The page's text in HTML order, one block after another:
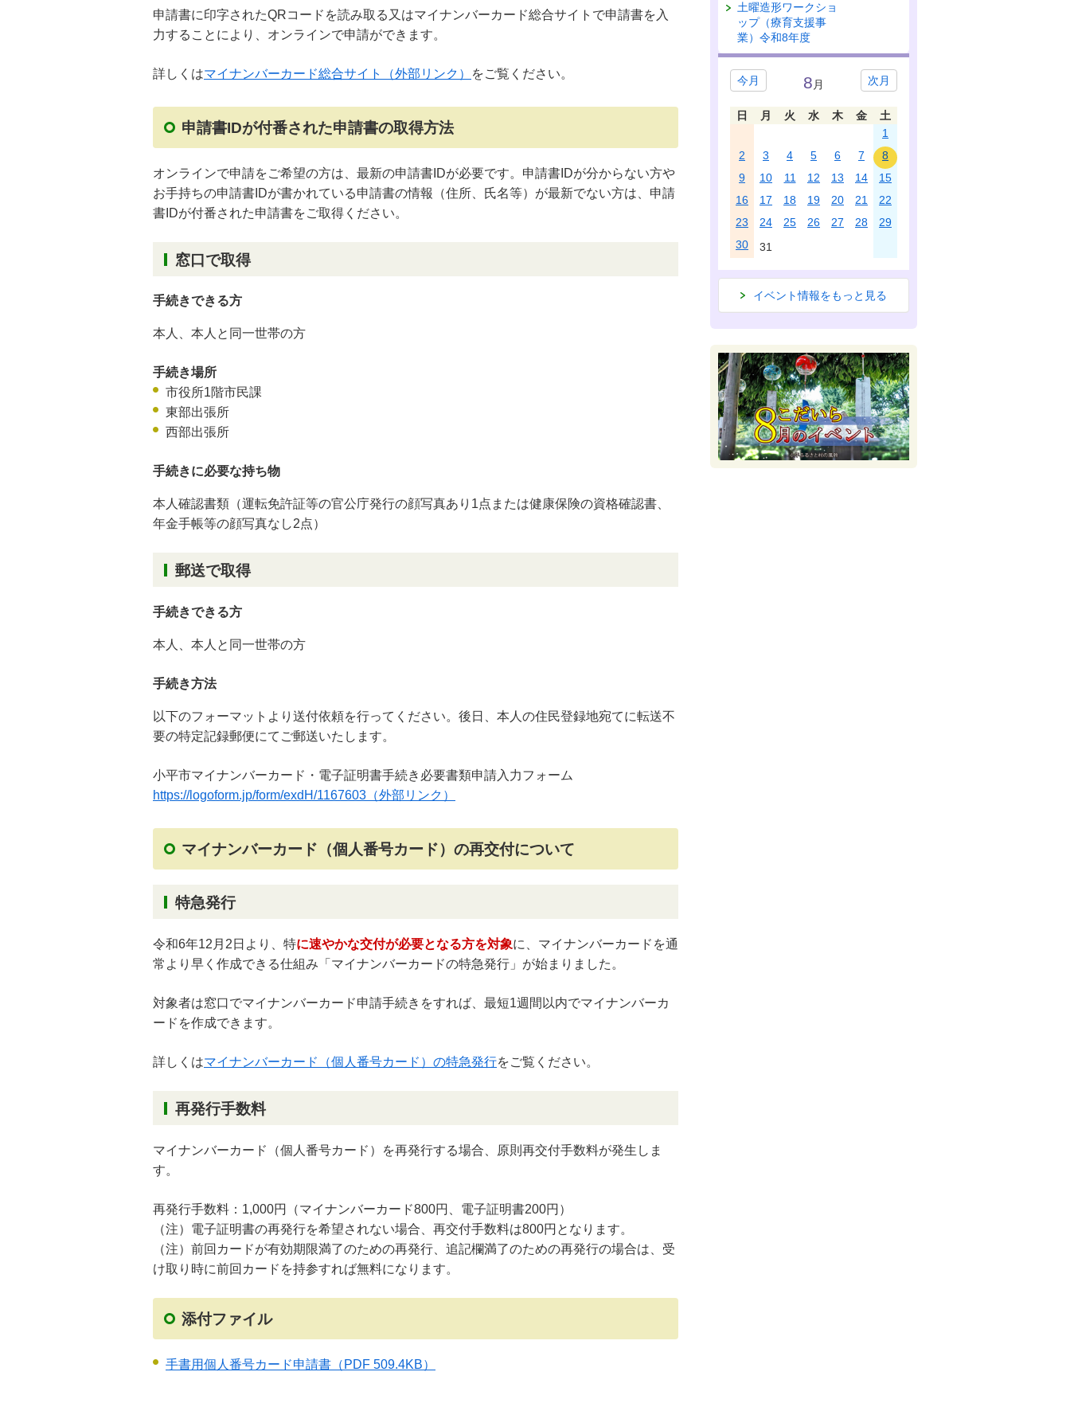
申請書に印字されたQRコードを読み取る又はマイナンバーカード総合サイトで申請書を入
力することにより、オンラインで申請ができます。
詳しくはマイナンバーカード総合サイト（外部リンク） をご覧ください。
申請書IDが付番された申請書の取得方法
オンラインで申請をご希望の方は、最新の申請書IDが必要です。申請書IDが分からない方や
お手持ちの申請書IDが書かれている申請書の情報（住所、氏名等）が最新でない方は、申請
書IDが付番された申請書をご取得ください。
窓口で取得
手続きできる方
本人、本人と同一世帯の方
手続き場所
市役所1階市民課
東部出張所
西部出張所
手続きに必要な持ち物
本人確認書類（運転免許証等の官公庁発行の顔写真あり1点または健康保険の資格確認書、
年金手帳等の顔写真なし2点）
郵送で取得
手続きできる方
本人、本人と同一世帯の方
手続き方法
以下のフォーマットより送付依頼を行ってください。後日、本人の住民登録地宛てに転送不
要の特定記録郵便にてご郵送いたします。
小平市マイナンバーカード・電子証明書手続き必要書類申請入力フォーム
https://logoform.jp/form/exdH/1167603（外部リンク）
マイナンバーカード（個人番号カード）の再交付について
特急発行
令和6年12月2日より、特に速やかな交付が必要となる方を対象に、マイナンバーカードを通
常より早く作成できる仕組み「マイナンバーカードの特急発行」が始まりました。
対象者は窓口でマイナンバーカード申請手続きをすれば、最短1週間以内でマイナンバーカ
ードを作成できます。
詳しくはマイナンバーカード（個人番号カード）の特急発行をご覧ください。
再発行手数料
マイナンバーカード（個人番号カード）を再発行する場合、原則再交付手数料が発生しま
す。
再発行手数料：1,000円（マイナンバーカード800円、電子証明書200円）
（注）電子証明書の再発行を希望されない場合、再交付手数料は800円となります。
（注）前回カードが有効期限満了のための再発行、追記欄満了のための再発行の場合は、受
け取り時に前回カードを持参すれば無料になります。
添付ファイル
手書用個人番号カード申請書 （PDF 509.4KB）
土曜造形ワークショ
ップ（療育支援事
業）令和8年度
今月 次月
8 月
日 月 火 水 木 金
土
1
2
3 4 5 6 7
8
9
10 11 12 13 14
15
16
17 18 19 20 21
22
23
24 25 26 27 28
29
30
31
イベント情報をもっと見る